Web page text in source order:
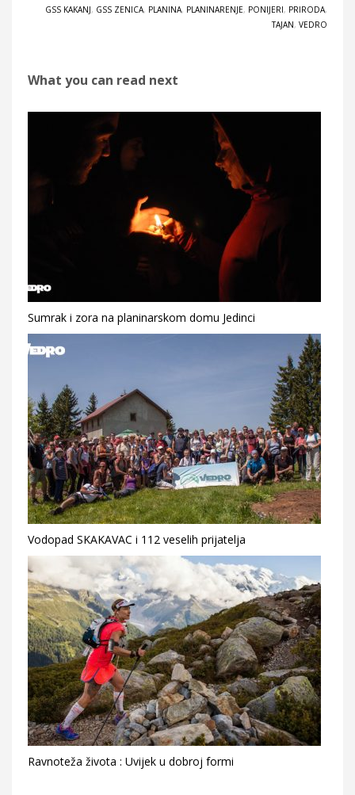
GSS KAKANJ, GSS ZENICA, PLANINA, PLANINARENJE, PONIJERI, PRIRODA,
TAJAN, VEDRO
What you can read next
Sumrak i zora na planinarskom domu Jedinci
Vodopad SKAKAVAC i 112 veselih prijatelja
Ravnoteža života : Uvijek u dobroj formi